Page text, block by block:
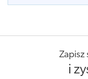
Zapisz
i